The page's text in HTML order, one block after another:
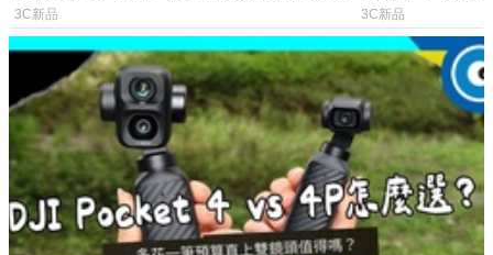
慧家電連動功能
3C新品
山寨機無法復
3C新品